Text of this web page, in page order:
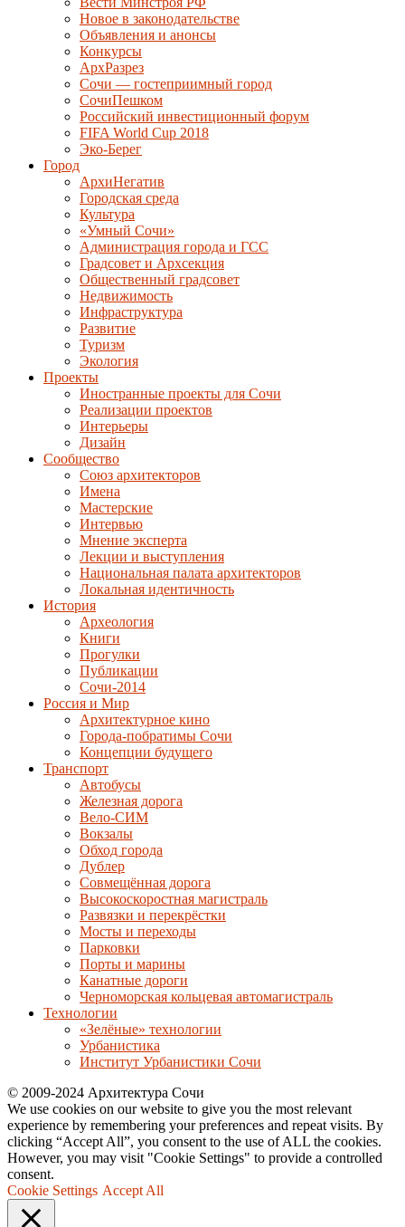
Новое в законодательстве
Объявления и анонсы
Конкурсы
АрхРазрез
Сочи — гостеприимный город
СочиПешком
Российский инвестиционный форум
FIFA World Cup 2018
Эко-Берег
Город
АрхиНегатив
Городская среда
Культура
«Умный Сочи»
Администрация города и ГСС
Градсовет и Архсекция
Общественный градсовет
Недвижимость
Инфраструктура
Развитие
Туризм
Экология
Проекты
Иностранные проекты для Сочи
Реализации проектов
Интерьеры
Дизайн
Сообщество
Союз архитекторов
Имена
Мастерские
Интервью
Мнение эксперта
Лекции и выступления
Национальная палата архитекторов
Локальная идентичность
История
Археология
Книги
Прогулки
Публикации
Сочи-2014
Россия и Мир
Архитектурное кино
Города-побратимы Сочи
Концепции будущего
Транспорт
Автобусы
Железная дорога
Вело-СИМ
Вокзалы
Обход города
Дублер
Совмещённая дорога
Высокоскоростная магистраль
Развязки и перекрёстки
Мосты и переходы
Парковки
Порты и марины
Канатные дороги
Черноморская кольцевая автомагистраль
Технологии
«Зелёные» технологии
Урбанистика
Институт Урбанистики Сочи
© 2009-2024 Архитектура Сочи
We use cookies on our website to give you the most relevant
experience by remembering your preferences and repeat visits. By
clicking “Accept All”, you consent to the use of ALL the cookies.
However, you may visit "Cookie Settings" to provide a controlled
consent.
Cookie Settings Accept All